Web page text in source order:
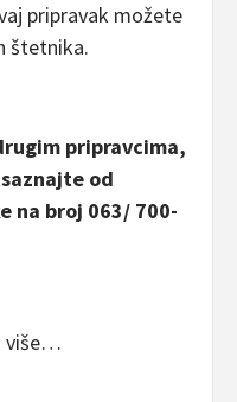
pripravak možete
štetnika.
pripravcima,
od
na broj 063/ 700-
više…